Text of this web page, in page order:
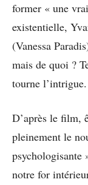
former « une
existentielle,
(Vanessa
mais de quoi ?
tourne l’intrigue.
D’après le film,
pleinement le
psychologisante
notre for